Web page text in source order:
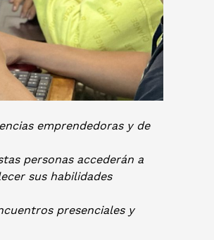
emprendedoras y de
personas accederán a
sus habilidades
presenciales y